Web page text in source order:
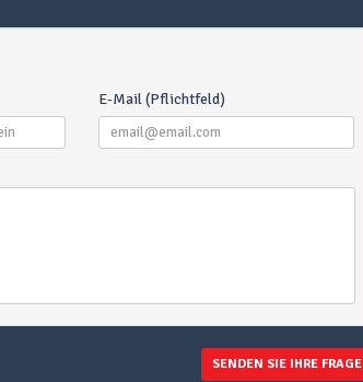
E-Mail (Pflichtfeld)
SENDEN SIE IHRE FRAGE